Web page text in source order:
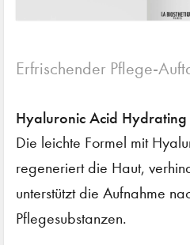
Erfrischender Pflege-
Hyaluronic Acid Hydrating
Die leichte Formel mit
regeneriert die Haut,
unterstützt die Aufnahme
Pflegesubstanzen.